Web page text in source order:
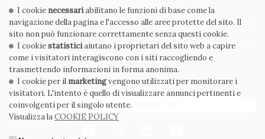
PRIVACY POLICY COOKIE POLICY
CONDIZIONI GENERALI WHISTLEBLOWING
CODICE ETICO
ISCRIVITI ALLA NEWSLETTER
I cookie necessariabilitano le funzioni di base come la
navigazione della pagina e l'accesso alle aree protette del sito. Il
sito non può funzionare correttamente senza questi cookie.
I cookiestatisticiaiutano i proprietari del sito web a capire
come i visitatori interagiscono con i siti raccogliendo e
trasmettendo informazioni in forma anonima.
I cookie per il marketingvengono utilizzati per monitorare i
visitatori. L'intento è quello di visualizzare annunci pertinenti e
coinvolgenti per il singolo utente.
Visualizza laCOOKIE POLICY